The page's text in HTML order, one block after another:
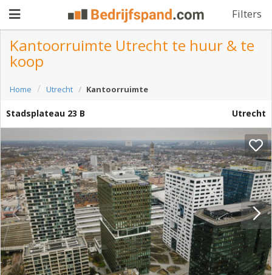
Filters
Pand
aanbieden
zoeken
Waarom
adverteren
Premium
adverteren
Blog
Registreren
Login
Kantoorruimte Utrecht te huur & te
koop
Home Utrecht Kantoorruimte
Stadsplateau 23 B Utrecht